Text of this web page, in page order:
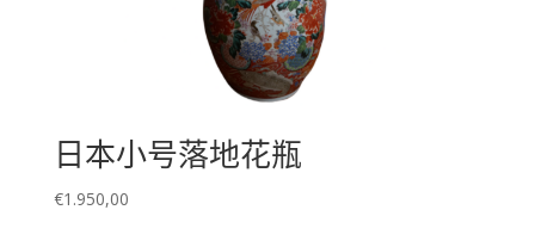
日本小号落地花瓶
€1.950,00